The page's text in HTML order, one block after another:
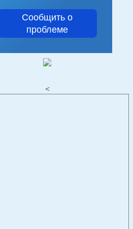
Сообщить о
проблеме
<